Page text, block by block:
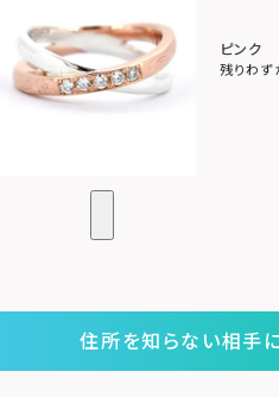
ピンク
残りわず
住所を知らない相手